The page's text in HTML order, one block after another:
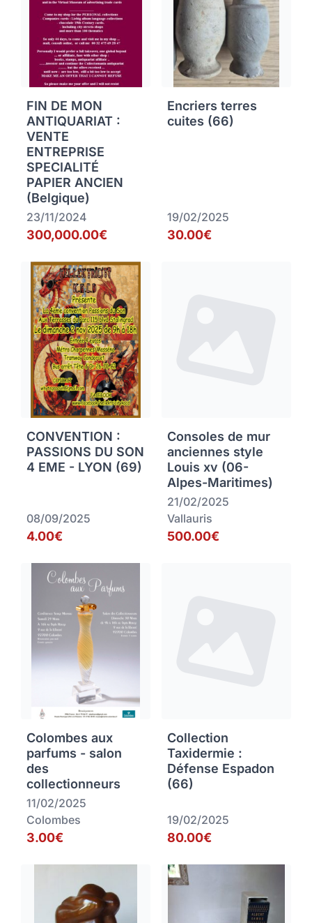
FIN DE MON
ANTIQUARIAT :
VENTE
ENTREPRISE
SPECIALITÉ
PAPIER ANCIEN
(Belgique)
23/11/2024
300,000.00€
Encriers terres
cuites (66)
19/02/2025
30.00€
CONVENTION :
PASSIONS DU SON
4 EME - LYON (69)
08/09/2025
4.00€
Consoles de mur
anciennes style
Louis xv (06-
Alpes-Maritimes)
21/02/2025
Vallauris
500.00€
Colombes aux
parfums - salon
des
collectionneurs
11/02/2025
Colombes
3.00€
Collection
Taxidermie :
Défense Espadon
(66)
19/02/2025
80.00€